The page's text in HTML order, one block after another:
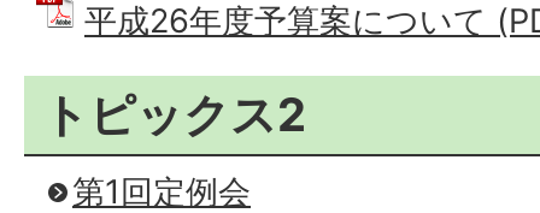
平成26年度予算案について
トピックス2
第1回定例会